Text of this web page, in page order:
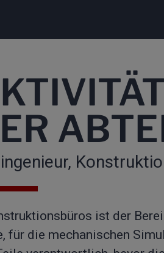
ist der
für die mechanischen